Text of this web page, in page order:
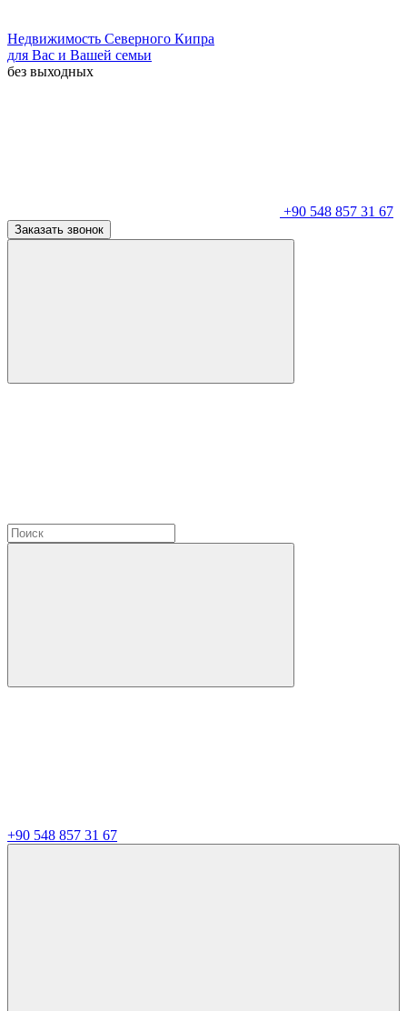
Недвижимость Северного Кипра
для Вас и Вашей семьи
без выходных
+90 548 857 31 67
Заказать звонок
+90 548 857 31 67